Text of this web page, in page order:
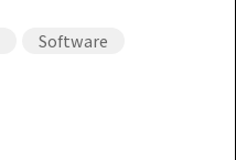
Software